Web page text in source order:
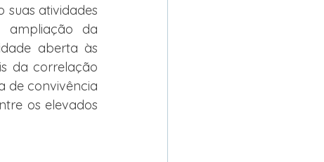
suas atividades
ampliação da
aberta às
da correlação
de convivência
os elevados